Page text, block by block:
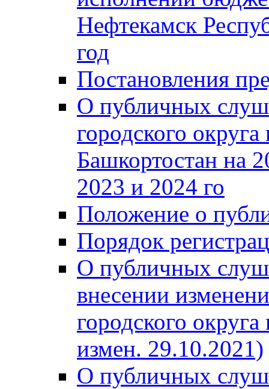
Нефтекамск
год
Постановления
О публичных
городского
Башкортостан на
2023 и 2024 го
Положение о
Порядок
О публичных
внесении
городского
измен. 29.10.2021)
О публичных